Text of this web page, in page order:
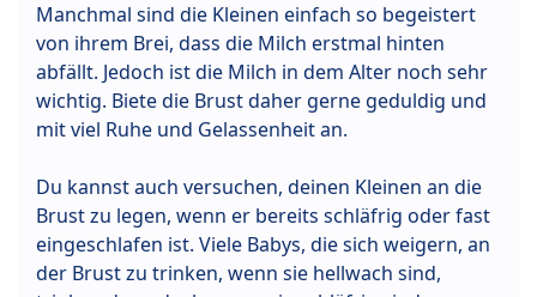
Manchmal sind die Kleinen einfach so begeistert
von ihrem Brei, dass die Milch erstmal hinten
abfällt. Jedoch ist die Milch in dem Alter noch sehr
wichtig. Biete die Brust daher gerne geduldig und
mit viel Ruhe und Gelassenheit an.
Du kannst auch versuchen, deinen Kleinen an die
Brust zu legen, wenn er bereits schläfrig oder fast
eingeschlafen ist. Viele Babys, die sich weigern, an
der Brust zu trinken, wenn sie hellwach sind,